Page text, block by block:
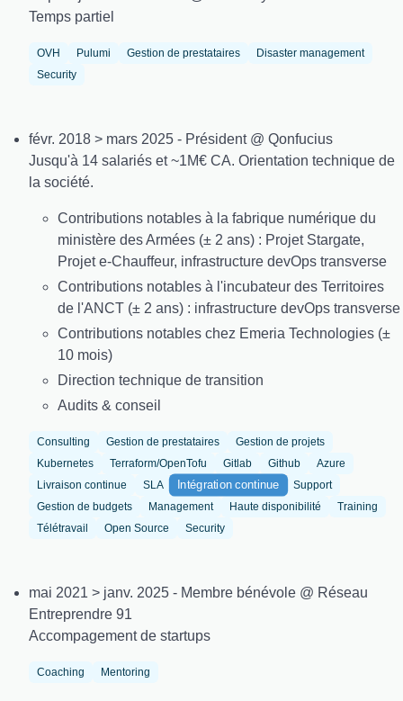
Temps partiel
OVH Pulumi Gestion de prestataires
Disaster management
Security
févr. 2018 > mars 2025 - Président @ Qonfucius
Jusqu'à 14 salariés et ~1M€ CA. Orientation technique de
la société.
Contributions notables à la fabrique numérique du
ministère des Armées (± 2 ans) : Projet Stargate,
Projet e-Chauffeur, infrastructure devOps transverse
Contributions notables à l'incubateur des Territoires
de l'ANCT (± 2 ans) : infrastructure devOps transverse
Contributions notables chez Emeria Technologies (±
10 mois)
Direction technique de transition
Audits & conseil
Consulting Gestion de prestataires
Gestion de projets
Kubernetes
Terraform/OpenTofu Gitlab Github
Azure
Livraison continue
SLA Intégration continue
Support
Gestion de budgets
Management Haute disponibilité
Training
Télétravail
Open Source Security
mai 2021 > janv. 2025 - Membre bénévole @ Réseau
Entreprendre 91
Accompagement de startups
Coaching Mentoring